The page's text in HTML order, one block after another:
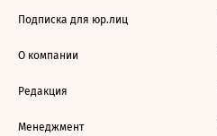
Подписка для юр.лиц
О компании
Редакция
Менеджмент